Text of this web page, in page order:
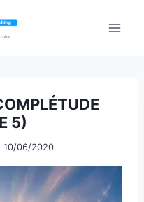
5)
10/06/2020